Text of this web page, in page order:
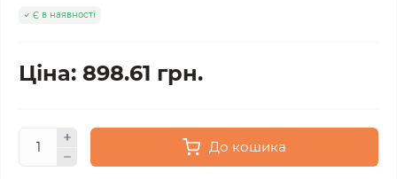
Є в наявності
Ціна: 898.61 грн.
До кошика